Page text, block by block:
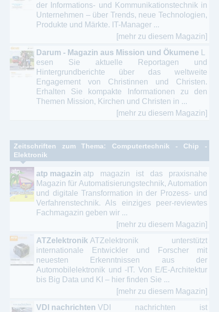
der Informations- und Kommunikationstechnik in
Unternehmen – über Trends, neue Technologien,
Produkte und Märkte. IT-Manager ...
[mehr zu diesem Magazin]
Darum - Magazin aus Mission und Ökumene
esen Sie aktuelle Reportagen und
Hintergrundberichte über das weltweite
Engagement von Christinnen und Christen.
Erhalten Sie kompakte Informationen zu den
Themen Mission, Kirchen und Christen in ...
[mehr zu diesem Magazin]
Zeitschriften zum Thema: Computertechnik - Chip -
Elektronik
atp magazin atp magazin ist das praxisnahe
Magazin für Automatisierungstechnik, Automation
und digitale Transformation in der Prozess- und
Verfahrenstechnik. Als einziges peer-reviewtes
Fachmagazin geben wir ...
[mehr zu diesem Magazin]
ATZelektronik ATZelektronik unterstützt
internationale Entwickler und Forscher mit
neuesten Erkenntnissen aus der
Automobilelektronik und -IT. Von E/E-Architektur
bis Big Data und KI – hier finden Sie ...
[mehr zu diesem Magazin]
VDI nachrichten VDI nachrichten ist